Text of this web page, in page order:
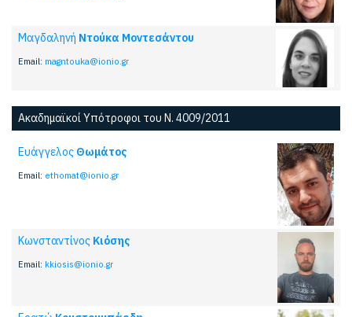
Μαγδαληνή Ντούκα Μοντεσάντου
Email: magntouka@ionio.gr
Ακαδημαϊκοί Υπότροφοι του Ν. 4009/2011
Ευάγγελος Θωμάτος
Email: ethomat@ionio.gr
Κωνσταντίνος Κιόσης
Email: kkiosis@ionio.gr